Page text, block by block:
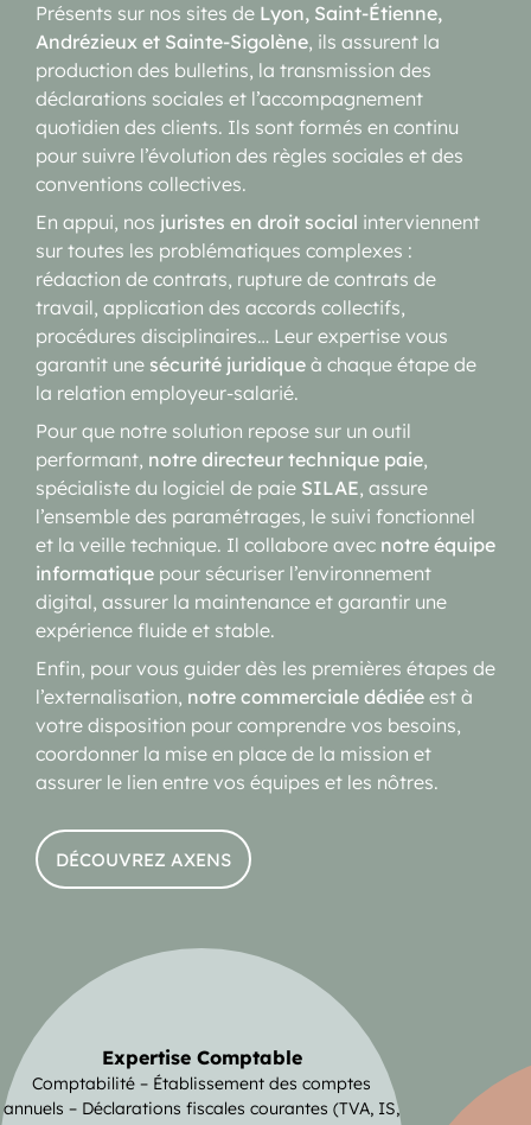
Présents sur nos sites de Lyon, Saint-Étienne,
Andrézieux et Sainte-Sigolène, ils assurent la
production des bulletins, la transmission des
déclarations sociales et l’accompagnement
quotidien des clients. Ils sont formés en continu
pour suivre l’évolution des règles sociales et des
conventions collectives.
En appui, nos juristes en droit social interviennent
sur toutes les problématiques complexes :
rédaction de contrats, rupture de contrats de
travail, application des accords collectifs,
procédures disciplinaires… Leur expertise vous
garantit une sécurité juridique à chaque étape de
la relation employeur-salarié.
Pour que notre solution repose sur un outil
performant, notre directeur technique paie,
spécialiste du logiciel de paie SILAE, assure
l’ensemble des paramétrages, le suivi fonctionnel
et la veille technique. Il collabore avec notre équipe
informatique pour sécuriser l’environnement
digital, assurer la maintenance et garantir une
expérience fluide et stable.
Enfin, pour vous guider dès les premières étapes de
l’externalisation, notre commerciale dédiée est à
votre disposition pour comprendre vos besoins,
coordonner la mise en place de la mission et
assurer le lien entre vos équipes et les nôtres.
DÉCOUVREZ AXENS
Expertise Comptable
Comptabilité – Établissement des comptes
annuels – Déclarations fiscales courantes (TVA, IS,